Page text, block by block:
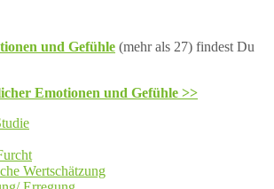
und Gefühle (mehr als 27) findest Du
Emotionen und Gefühle >>
Wertschätzung